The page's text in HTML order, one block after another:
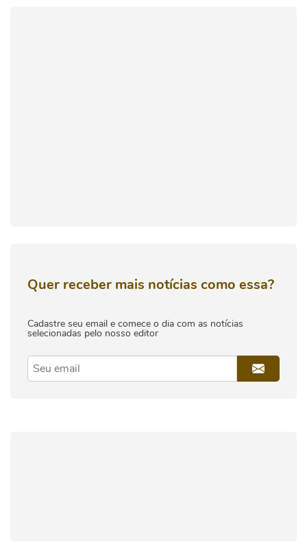
Quer receber mais notícias como essa?
Cadastre seu email e comece o dia com as notícias
selecionadas pelo nosso editor